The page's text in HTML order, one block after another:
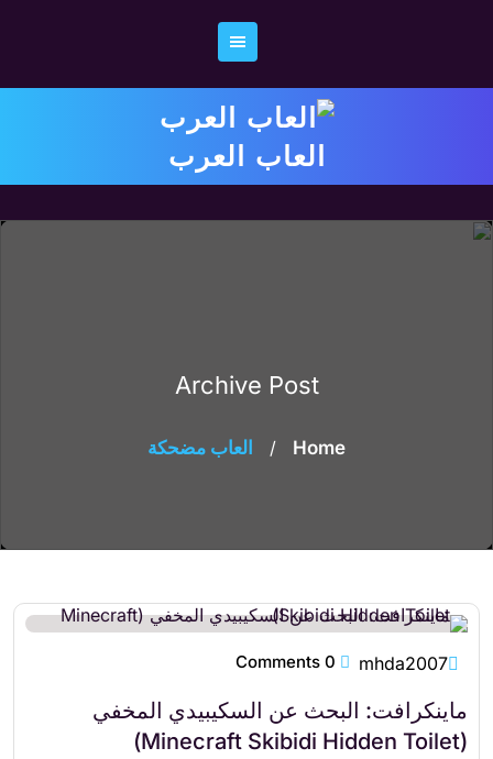
العاب العرب
Archive Post
Home
/ العاب مضحكة
mhda2007
ماينكرافت: البحث عن السكيبيدي المخفي
(Minecraft Skibidi Hidden Toilet)